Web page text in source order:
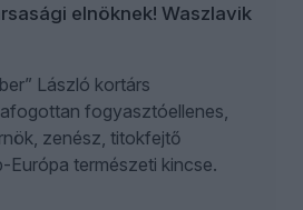
elnöknek! Waszlavik
László kortárs
fogyasztóellenes,
zenész, titokfejtő
Európa természeti kincse.